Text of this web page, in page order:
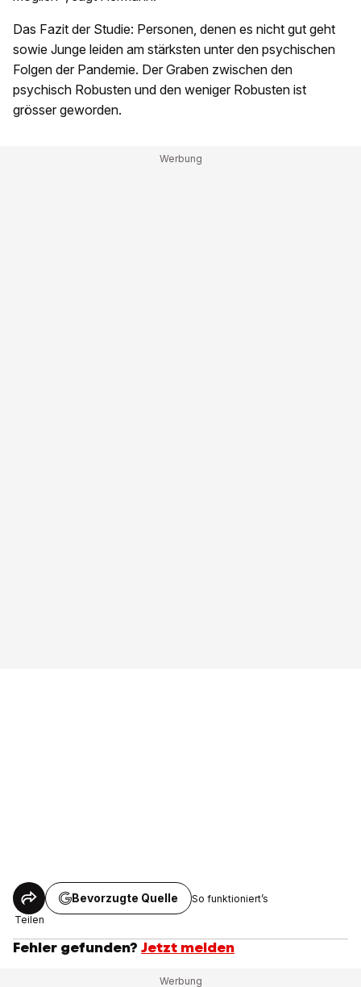
Das Fazit der Studie: Personen, denen es nicht gut geht
sowie Junge leiden am stärksten unter den psychischen
Folgen der Pandemie. Der Graben zwischen den
psychisch Robusten und den weniger Robusten ist
grösser geworden.
Teilen
Bevorzugte Quelle So funktioniert’s
Fehler gefunden? Jetzt melden